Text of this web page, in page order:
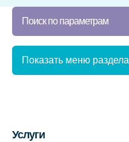
Поиск по параметрам
Показать меню раздела
Услуги